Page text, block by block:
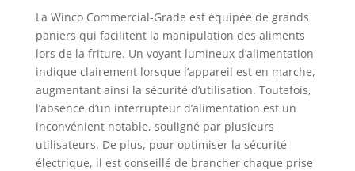
La Winco Commercial-Grade est équipée de grands
paniers qui facilitent la manipulation des aliments
lors de la friture. Un voyant lumineux d’alimentation
indique clairement lorsque l’appareil est en marche,
augmentant ainsi la sécurité d’utilisation. Toutefois,
l’absence d’un interrupteur d’alimentation est un
inconvénient notable, souligné par plusieurs
utilisateurs. De plus, pour optimiser la sécurité
électrique, il est conseillé de brancher chaque prise